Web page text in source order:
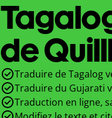
de
Traduire de Tagalog
Traduire du Gujarati
Traduction en ligne,